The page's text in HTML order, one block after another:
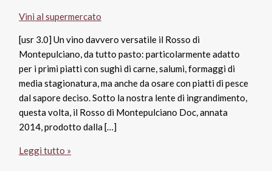
Vini al supermercato
[usr 3.0] Un vino davvero versatile il Rosso di
Montepulciano, da tutto pasto: particolarmente adatto
per i primi piatti con sughi di carne, salumi, formaggi di
media stagionatura, ma anche da osare con piatti di pesce
dal sapore deciso. Sotto la nostra lente di ingrandimento,
questa volta, il Rosso di Montepulciano Doc, annata
2014, prodotto dalla […]
Rosso
Leggi tutto »